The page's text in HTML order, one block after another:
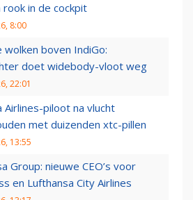
rook in de cockpit
8:00
wolken boven IndiGo:
doet widebody-vloot weg
22:01
Airlines-piloot na vlucht
met duizenden xtc-pillen
13:55
Group: nieuwe CEO’s voor
en Lufthansa City Airlines